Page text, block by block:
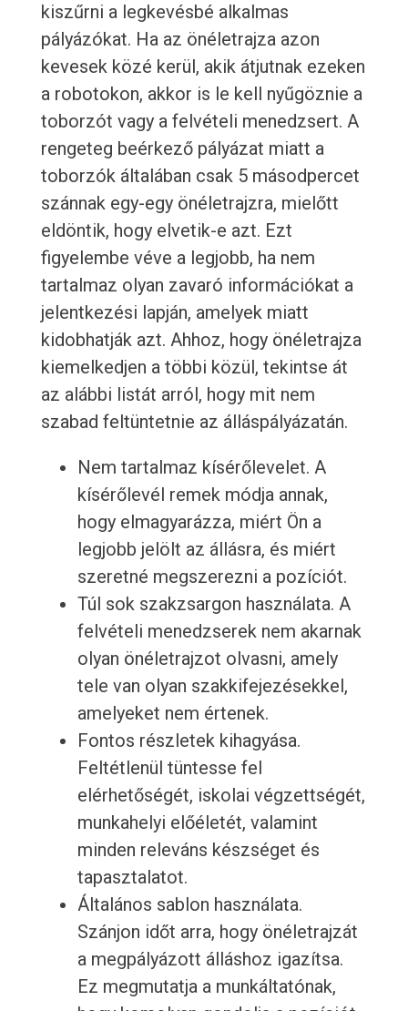
kiszűrni a legkevésbé alkalmas
pályázókat. Ha az önéletrajza azon
kevesek közé kerül, akik átjutnak ezeken
a robotokon, akkor is le kell nyűgöznie a
toborzót vagy a felvételi menedzsert. A
rengeteg beérkező pályázat miatt a
toborzók általában csak 5 másodpercet
szánnak egy-egy önéletrajzra, mielőtt
eldöntik, hogy elvetik-e azt. Ezt
figyelembe véve a legjobb, ha nem
tartalmaz olyan zavaró információkat a
jelentkezési lapján, amelyek miatt
kidobhatják azt. Ahhoz, hogy önéletrajza
kiemelkedjen a többi közül, tekintse át
az alábbi listát arról, hogy mit nem
szabad feltüntetnie az álláspályázatán.
Nem tartalmaz kísérőlevelet. A
kísérőlevél remek módja annak,
hogy elmagyarázza, miért Ön a
legjobb jelölt az állásra, és miért
szeretné megszerezni a pozíciót.
Túl sok szakzsargon használata. A
felvételi menedzserek nem akarnak
olyan önéletrajzot olvasni, amely
tele van olyan szakkifejezésekkel,
amelyeket nem értenek.
Fontos részletek kihagyása.
Feltétlenül tüntesse fel
elérhetőségét, iskolai végzettségét,
munkahelyi előéletét, valamint
minden releváns készséget és
tapasztalatot.
Általános sablon használata.
Szánjon időt arra, hogy önéletrajzát
a megpályázott álláshoz igazítsa.
Ez megmutatja a munkáltatónak,